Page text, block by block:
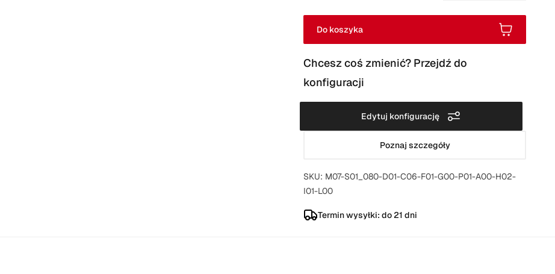
Do koszyka
Chcesz coś zmienić? Przejdź do
konfiguracji
Edytuj konfigurację
Poznaj szczegóły
SKU: M07-S01_080-D01-C06-F01-G00-P01-A00-H02-
I01-L00
Termin wysyłki: do 21 dni